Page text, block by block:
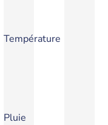
Température
Pluie